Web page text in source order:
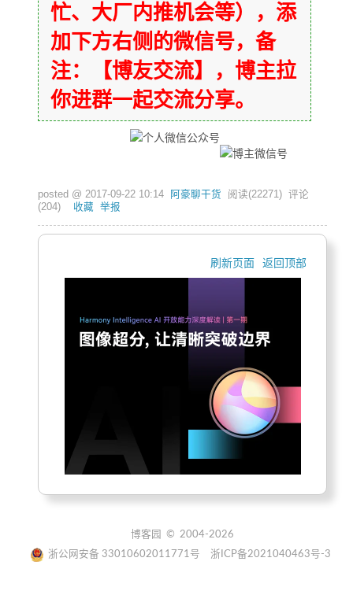
忙、大厂内推机会等），添
加下方右侧的微信号，备
注：【博友交流】，博主拉
你进群一起交流分享。
posted @ 2017-09-22 10:14 阿豪聊干货 阅读(22271) 评论
(204) 收藏 举报
刷新页面 返回顶部
博客园 © 2004-2026
浙公网安备 33010602011771号 浙ICP备2021040463号-3